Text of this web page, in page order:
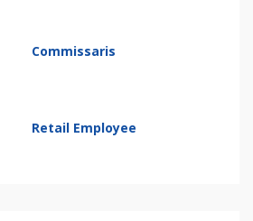
Commissaris
Retail Employee